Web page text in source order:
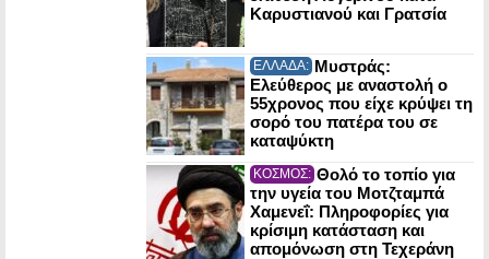
Καρυστιανού και Γρατσία
ΕΛΛΑΔΑ: Μυστράς:
Ελεύθερος με αναστολή ο
55χρονος που είχε κρύψει τη
σορό του πατέρα του σε
καταψύκτη
ΚΟΣΜΟΣ: Θολό το τοπίο για
την υγεία του Μοτζταμπά
Χαμενεΐ: Πληροφορίες για
κρίσιμη κατάσταση και
απομόνωση στη Τεχεράνη